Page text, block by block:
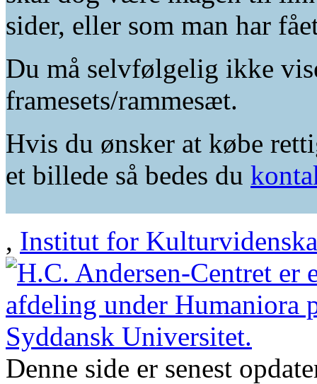
sider, eller som man har
Du må selvfølgelig ikke
framesets/rammesæt.
Hvis du ønsker at købe
et billede så bedes du
, Institut for
Denne side er senest